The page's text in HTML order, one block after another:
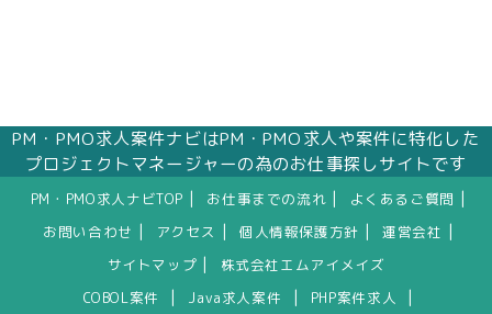
PM・PMO求人案件ナビはPM・PMO求人や案件に特化した
プロジェクトマネージャーの為のお仕事探しサイトです
PM・PMO求人ナビTOP お仕事までの流れ よくあるご質問
お問い合わせ アクセス 個人情報保護方針 運営会社
サイトマップ
株式会社エムアイメイズ
COBOL案件
Java求人案件 PHP案件求人